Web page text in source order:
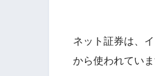
ネット証券は、
から使われていま